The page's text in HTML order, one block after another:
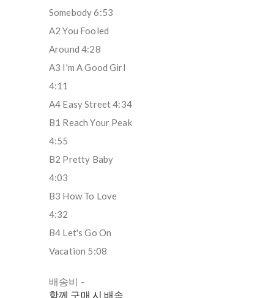
Somebody 6:53
A2 You Fooled
Around 4:28
A3 I'm A Good Girl
4:11
A4 Easy Street 4:34
B1 Reach Your Peak
4:55
B2 Pretty Baby
4:03
B3 How To Love
4:32
B4 Let's Go On
Vacation 5:08
배송비 -
함께 구매 시 배송